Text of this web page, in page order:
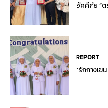
อัคคีภัย “ต
REPORT
“รักกางเข